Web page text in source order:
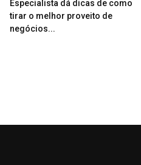
Especialista dá dicas de como
tirar o melhor proveito de
negócios...